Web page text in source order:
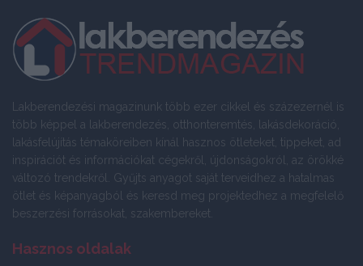
Lakberendezési magazinunk több ezer cikkel és százezernél is
több képpel a lakberendezés, otthonteremtés, lakásdekoráció,
lakásfelújítás témaköreiben kínál hasznos ötleteket, tippeket, ad
inspirációt és információkat cégekről, újdonságokról, az örökké
változó trendekről. Gyűjts anyagot saját terveidhez a hatalmas
ötlet és képanyagból és keresd meg projektedhez a megfelelő
beszerzési forrásokat, szakembereket.
Hasznos oldalak